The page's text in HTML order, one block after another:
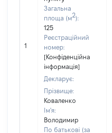
1
Загальна
площа (м2):
125
Реєстраційний
номер:
[Конфіденційна
інформація]
Декларує:
Прізвище:
Коваленко
Ім'я:
Володимир
По батькові (за